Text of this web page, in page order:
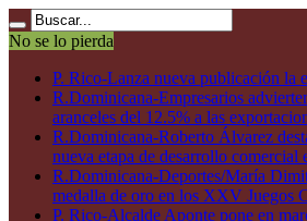
No se lo pierda
P. Rico-Lanza nueva publicación la
R.Dominicana-Empresarios
aranceles del 12.5% a las
R.Dominicana-Roberto Álvarez
nueva etapa de desarrollo
R.Dominicana-Deportes/María
medalla de oro en los XXV Juegos
P. Rico-Alcalde Aponte pone en